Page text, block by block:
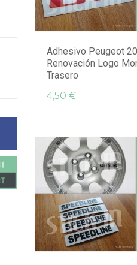
Adhesivo Peugeot
Renovación Logo
Trasero
4,50 €